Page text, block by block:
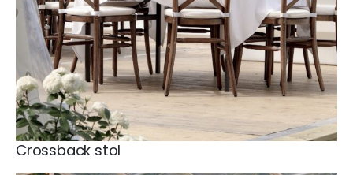
Crossback stol